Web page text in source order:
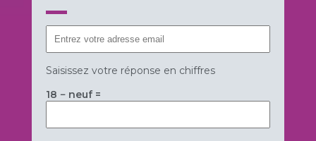
Saisissez votre réponse en chiffres
18 − neuf =